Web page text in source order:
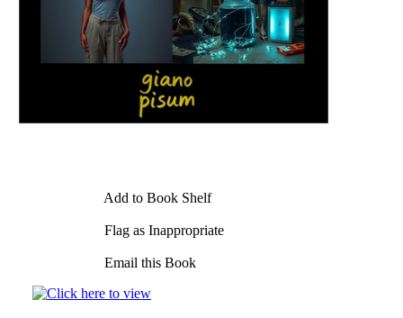
Add to Book Shelf
Flag as Inappropriate
Email this Book